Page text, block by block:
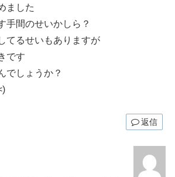
ました
手間のせいかしら？
てるせいもありますが
です
でしょうか？
返信